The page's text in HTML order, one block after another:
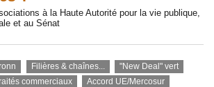
à la Haute Autorité pour la vie publique,
et au Sénat
Filières & chaînes...
"New Deal" vert
commerciaux Accord UE/Mercosur